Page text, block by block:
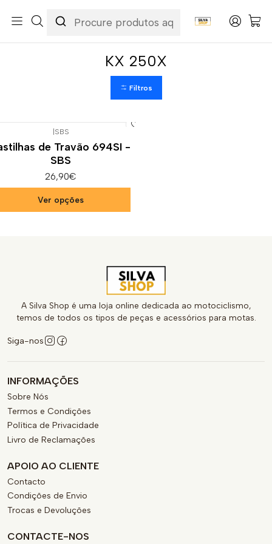
Suspensão & Travões
Pastilhas de Travão Kawasaki KX 250X
KX 250X
Filtros
|SBS
de Travão 694SI -
SBS
26,90€
Ver opções
A Silva Shop é uma loja online dedicada ao motociclismo,
temos de todos os tipos de peças e acessórios para motas.
Siga-nos
INFORMAÇÕES
Sobre Nós
Termos e Condições
Política de Privacidade
Livro de Reclamações
APOIO AO CLIENTE
Contacto
Condições de Envio
Trocas e Devoluções
CONTACTE-NOS